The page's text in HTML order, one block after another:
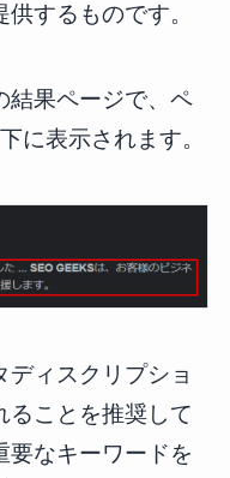
するものです。
結果ページで、ペ
に表示されます。
ィスクリプショ
ることを推奨して
要なキーワードを